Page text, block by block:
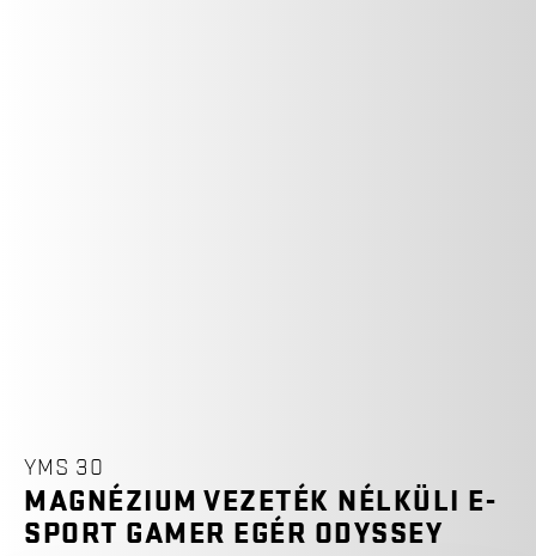
YMS 30
MAGNÉZIUM VEZETÉK NÉLKÜLI E-
SPORT GAMER EGÉR ODYSSEY